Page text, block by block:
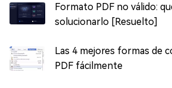
Formato PDF no válido:
solucionarlo [Resuelto]
Las 4 mejores formas de
PDF fácilmente